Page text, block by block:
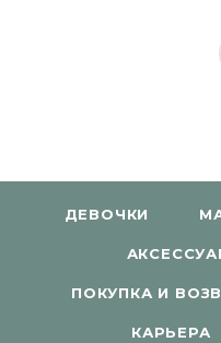
ДЕВОЧКИ
ПОКУПКА И
КАРЬЕРА